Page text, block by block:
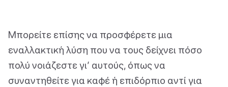
Μπορείτε επίσης να προσφέρετε μια
εναλλακτική λύση που να τους δείχνει πόσο
πολύ νοιάζεστε γι’ αυτούς, όπως να
συναντηθείτε για καφέ ή επιδόρπιο αντί για